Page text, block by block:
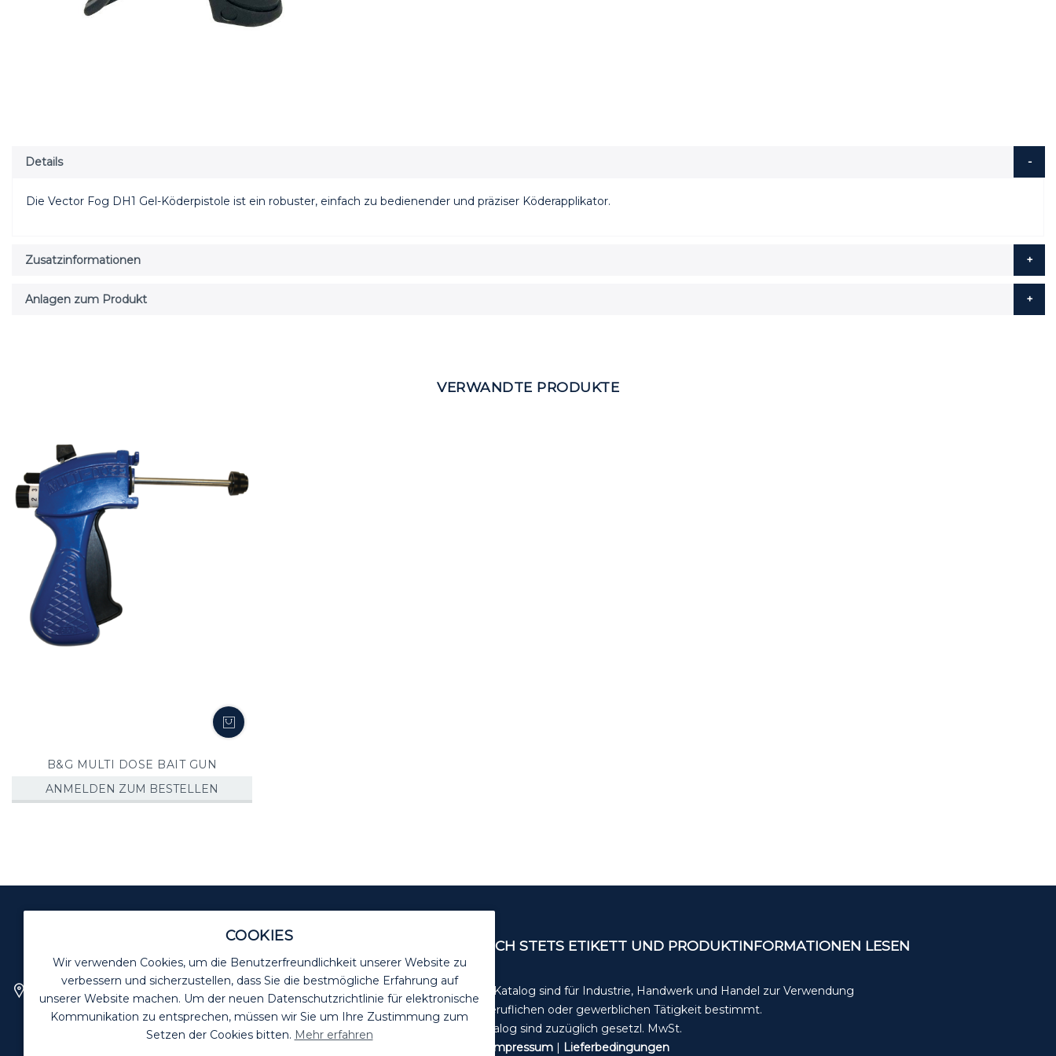
COOKIES
Wir verwenden Cookies, um die Benutzerfreundlichkeit unserer Website zu
verbessern und sicherzustellen, dass Sie die bestmögliche Erfahrung auf
unserer Website machen. Um der neuen Datenschutzrichtlinie für elektronische
Kommunikation zu entsprechen, müssen wir Sie um Ihre Zustimmung zum
Setzen der Cookies bitten. Mehr erfahren
Details
Die Vector Fog DH1 Gel-Köderpistole ist ein robuster, einfach zu bedienender und präziser Köderapplikator.
Zusatzinformationen
Anlagen zum Produkt
VERWANDTE PRODUKTE
B&G MULTI DOSE BAIT GUN
ANMELDEN ZUM BESTELLEN
BIOZIDE VORSICHTIG VERWENDEN. VOR GEBRAUCH STETS ETIKETT UND PRODUKTINFORMATIONEN LESEN
Killgerm GmbH
Bussardweg 16
Die Angebote in diesem Katalog sind für Industrie, Handwerk und Handel zur Verwendung
in der selbstständigen, beruflichen oder gewerblichen Tätigkeit bestimmt.
Alle unsere Preise im Katalog sind zuzüglich gesetzl. MwSt.
Impressum| Lieferbedingungen